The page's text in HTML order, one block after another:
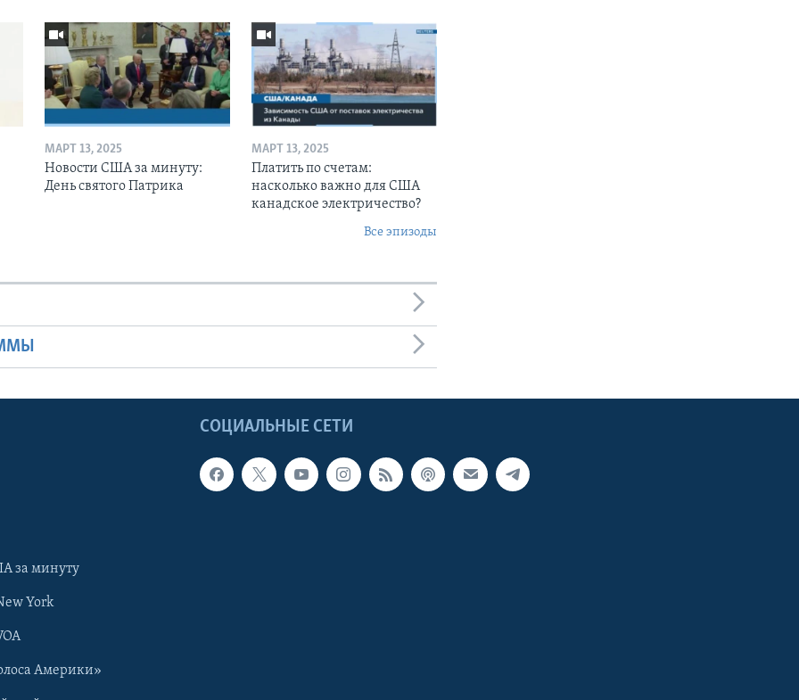
МАРТ 13, 2025
Новости США за минуту:
День святого Патрика
МАРТ 13, 2025
Платить по счетам:
насколько важно для США
канадское электричество?
Все эпизоды
СОЦИАЛЬНЫЕ СЕТИ
за минуту
York
Америки»